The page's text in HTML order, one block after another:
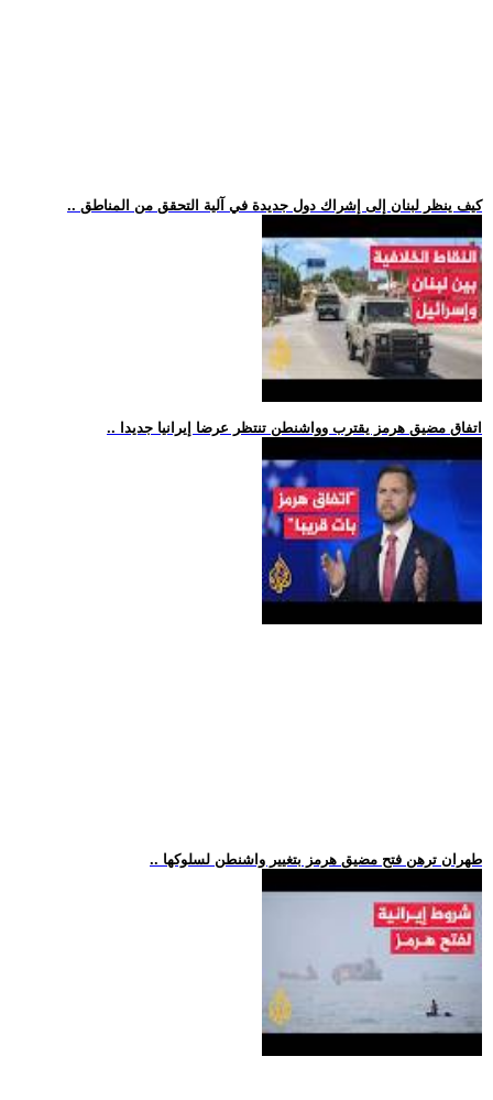
.. كيف ينظر لبنان إلى إشراك دول جديدة في آلية التحقق من المناطق
.. اتفاق مضيق هرمز يقترب وواشنطن تنتظر عرضا إيرانيا جديدا
.. طهران ترهن فتح مضيق هرمز بتغيير واشنطن لسلوكها